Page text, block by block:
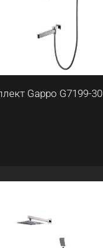
Gappo G7199-30